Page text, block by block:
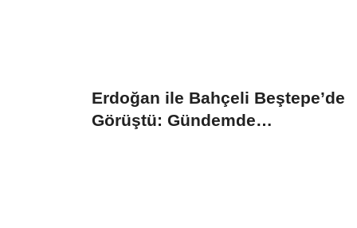
Erdoğan ile Bahçeli Beştepe’de
Görüştü: Gündemde